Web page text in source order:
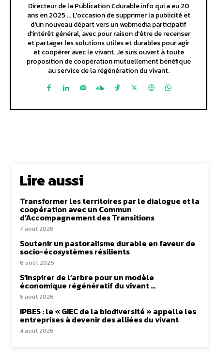
Directeur de la Publication Cdurable.info qui a eu 20
ans en 2025 ... L'occasion de supprimer la publicité et
d'un nouveau départ vers un webmedia participatif
d'intérêt général, avec pour raison d'être de recenser
et partager les solutions utiles et durables pour agir
et coopérer avec le vivant. Je suis ouvert à toute
proposition de coopération mutuellement bénéfique
au service de la régénération du vivant.
Lire aussi
Transformer les territoires par le dialogue et la
coopération avec un Commun
d’Accompagnement des Transitions
7 août 2026
Soutenir un pastoralisme durable en faveur de
socio-écosystèmes résilients
6 août 2026
S’inspirer de l’arbre pour un modèle
économique régénératif du vivant …
5 août 2026
IPBES : le « GIEC de la biodiversité » appelle les
entreprises à devenir des alliées du vivant
4 août 2026